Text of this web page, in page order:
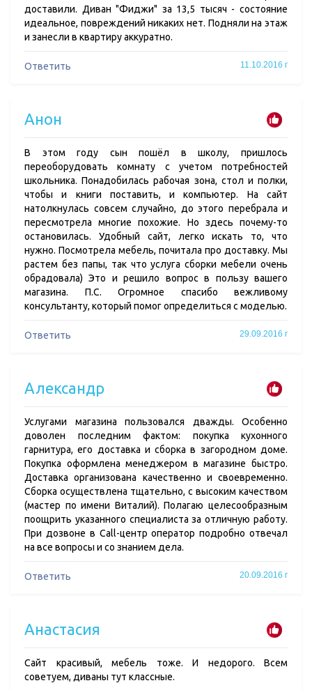
доставили. Диван "Фиджи" за 13,5 тысяч - состояние
идеальное, повреждений никаких нет. Подняли на этаж
и занесли в квартиру аккуратно.
Ответить 11.10.2016 г
Анон
В этом году сын пошёл в школу, пришлось
переоборудовать комнату с учетом потребностей
школьника. Понадобилась рабочая зона, стол и полки,
чтобы и книги поставить, и компьютер. На сайт
натолкнулась совсем случайно, до этого перебрала и
пересмотрела многие похожие. Но здесь почему-то
остановилась. Удобный сайт, легко искать то, что
нужно. Посмотрела мебель, почитала про доставку. Мы
растем без папы, так что услуга сборки мебели очень
обрадовала) Это и решило вопрос в пользу вашего
магазина. П.С. Огромное спасибо вежливому
консультанту, который помог определиться с моделью.
Ответить 29.09.2016 г
Александр
Услугами магазина пользовался дважды. Особенно
доволен последним фактом: покупка кухонного
гарнитура, его доставка и сборка в загородном доме.
Покупка оформлена менеджером в магазине быстро.
Доставка организована качественно и своевременно.
Сборка осуществлена тщательно, с высоким качеством
(мастер по имени Виталий). Полагаю целесообразным
поощрить указанного специалиста за отличную работу.
При дозвоне в Call-центр оператор подробно отвечал
на все вопросы и со знанием дела.
Ответить 20.09.2016 г
Анастасия
Сайт красивый, мебель тоже. И недорого. Всем
советуем, диваны тут классные.